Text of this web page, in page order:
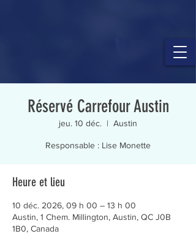
Réservé Carrefour Austin
jeu. 10 déc.
  |
Austin
Responsable : Lise Monette
Heure et lieu
10 déc. 2026, 09 h 00 – 13 h 00
Austin, 1 Chem. Millington, Austin, QC J0B
1B0, Canada